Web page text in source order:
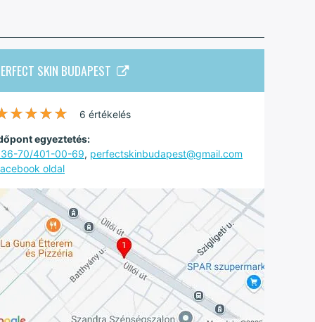
SKIN BUDAPEST
6 értékelés
egyeztetés:
70/401-00-69, perfectskinbudapest@gmail.com
oldal